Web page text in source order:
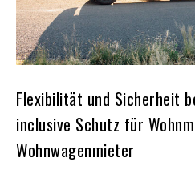
Flexibilität und Sicherheit
inclusive Schutz für
Wohnwagenmieter